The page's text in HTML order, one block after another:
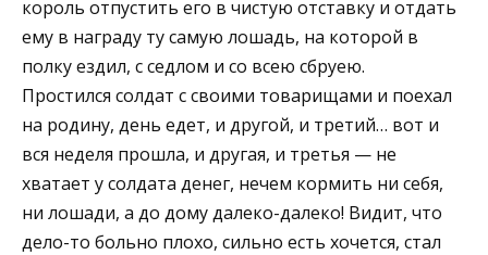
король отпустить его в чистую отставку и отдать
ему в награду ту самую лошадь, на которой в
полку ездил, с седлом и со всею сбруею.
Простился солдат с своими товарищами и поехал
на родину, день едет, и другой, и третий… вот и
вся неделя прошла, и другая, и третья — не
хватает у солдата денег, нечем кормить ни себя,
ни лошади, а до дому далеко-далеко! Видит, что
дело-то больно плохо, сильно есть хочется, стал